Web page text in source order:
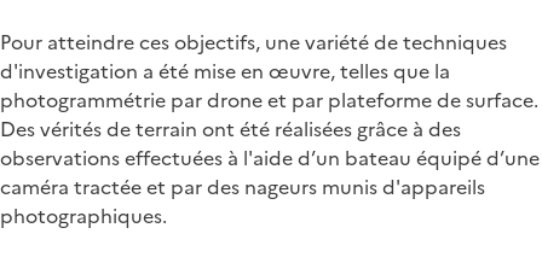
Pour atteindre ces objectifs, une variété de techniques
d'investigation a été mise en œuvre, telles que la
photogrammétrie par drone et par plateforme de surface.
Des vérités de terrain ont été réalisées grâce à des
observations effectuées à l'aide d’un bateau équipé d’une
caméra tractée et par des nageurs munis d'appareils
photographiques.